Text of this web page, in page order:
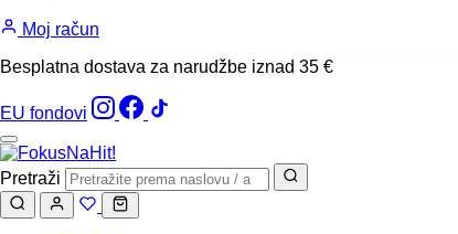
Moj račun
Besplatna dostava za narudžbe iznad 35 €
EU fondovi
Pretraži